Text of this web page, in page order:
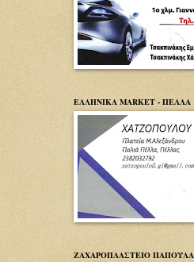
ΕΛΛΗΝΙΚΑ MARKET - ΠΕΛΛΑ
ΖΑΧΑΡΟΠΛΑΣΤΕΙΟ